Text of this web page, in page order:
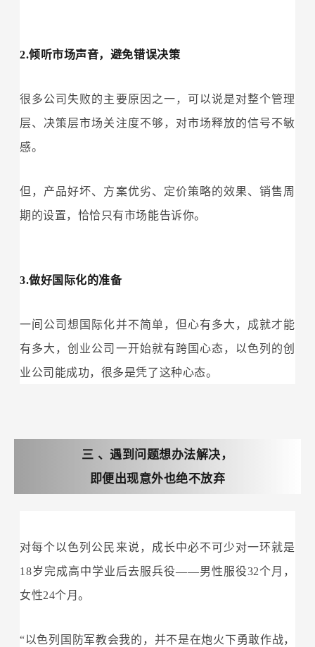
2.倾听市场声音，避免错误决策
很多公司失败的主要原因之一，可以说是对整个管理
层、决策层市场关注度不够，对市场释放的信号不敏
感。
但，产品好坏、方案优劣、定价策略的效果、销售周
期的设置，恰恰只有市场能告诉你。
3.做好国际化的准备
一间公司想国际化并不简单，但心有多大，成就才能
有多大，创业公司一开始就有跨国心态，以色列的创
业公司能成功，很多是凭了这种心态。
三 、遇到问题想办法解决，
即便出现意外也绝不放弃
对每个以色列公民来说，成长中必不可少对一环就是
18岁完成高中学业后去服兵役——男性服役32个月，
女性24个月。
“以色列国防军教会我的，并不是在炮火下勇敢作战，